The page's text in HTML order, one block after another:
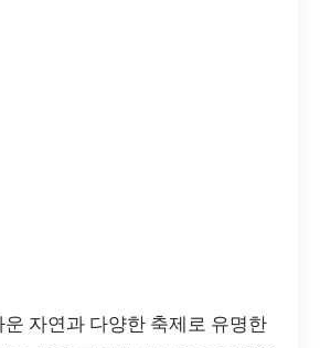
자연과 다양한 축제로 유명한